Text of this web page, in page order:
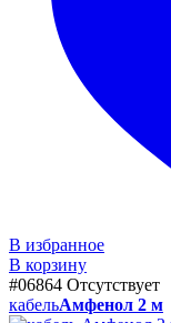
В избранное
В корзину
#06864 Отсутствует
кабельАмфенол 2 м